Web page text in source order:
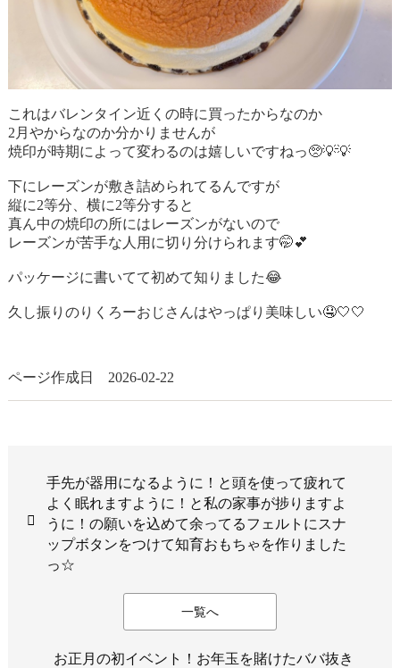
これはバレンタイン近くの時に買ったからなのか
2月やからなのか分かりませんが
焼印が時期によって変わるのは嬉しいですねっ🥺💡💡
下にレーズンが敷き詰められてるんですが
縦に2等分、横に2等分すると
真ん中の焼印の所にはレーズンがないので
レーズンが苦手な人用に切り分けられます🤭💕
パッケージに書いてて初めて知りました😂
久し振りのりくろーおじさんはやっぱり美味しい🤤🤍🤍
ページ作成日 2026-02-22
手先が器用になるように！と頭を使って疲れて
よく眠れますように！と私の家事が捗りますよ
うに！の願いを込めて余ってるフェルトにスナ
ップボタンをつけて知育おもちゃを作りました
っ☆
一覧へ
お正月の初イベント！お年玉を賭けたババ抜き